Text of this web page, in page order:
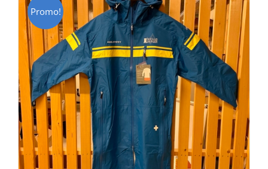
Promo!